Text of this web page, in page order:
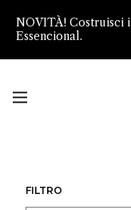
NOVITÀ! Costruisci
Essencional.
Innovazione
FILTRO